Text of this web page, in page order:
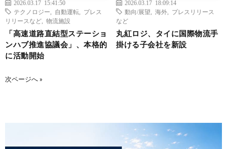
2026.03.17 15:41:50
テクノロジー
自動運転
プレス
リリースなど
物流施設
「高速道路直結型ステーショ
ンハブ推進協議会」、本格的
に活動開始
2026.03.17 18:09:14
動向/展望
海外
プレスリリース
など
丸紅ロジ、タイに国際物流手
掛ける子会社を新設
次ページへ »